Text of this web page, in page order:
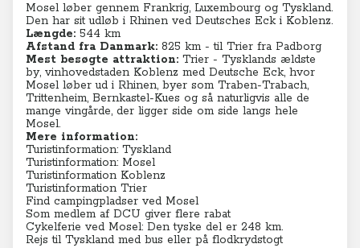
Mosel løber gennem Frankrig, Luxembourg og Tyskland.
Den har sit udløb i Rhinen ved Deutsches Eck i Koblenz.
Længde: 544 km
Afstand fra Danmark: 825 km - til Trier fra Padborg
Mest besøgte attraktion: Trier - Tysklands ældste
by, vinhovedstaden Koblenz med Deutsche Eck, hvor
Mosel løber ud i Rhinen, byer som Traben-Trabach,
Trittenheim, Bernkastel-Kues og så naturligvis alle de
mange vingårde, der ligger side om side langs hele
Mosel.
Mere information:
Turistinformation: Tyskland
Turistinformation: Mosel
Turistinformation Koblenz
Turistinformation Trier
Find campingpladser ved Mosel
Som medlem af DCU giver flere rabat
Cykelferie ved Mosel: Den tyske del er 248 km.
Rejs til Tyskland med bus eller på flodkrydstogt